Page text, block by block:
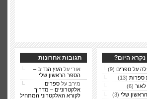
היום?
(9)
ספרות (13)
(6)
שלי (3)
תגובות אחרונות
אורי על העץ הנדיב –
הספר הראשון שלי
מירב על ספרים
אלקטרוניים – מדריך
לקורא האלקטרוני המתחיל